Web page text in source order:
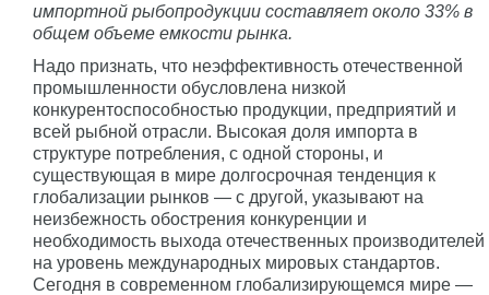
импортной рыбопродукции составляет около 33% в
общем объеме емкости рынка.
Надо признать, что неэффективность отечественной
промышленности обусловлена низкой
конкурентоспособностью продукции, предприятий и
всей рыбной отрасли. Высокая доля импорта в
структуре потребления, с одной стороны, и
существующая в мире долгосрочная тенденция к
глобализации рынков — с другой, указывают на
неизбежность обострения конкуренции и
необходимость выхода отечественных производителей
на уровень международных мировых стандартов.
Сегодня в современном глобализирующемся мире —